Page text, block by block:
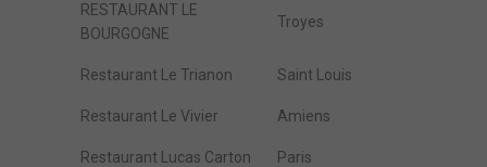
RESTAURANT LE
BOURGOGNE
Troyes
Restaurant Le Trianon Saint Louis
Restaurant Le Vivier Amiens
Restaurant Lucas Carton Paris